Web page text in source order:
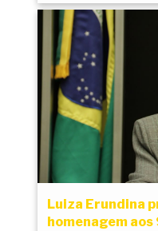
Luiza Erundina
homenagem aos